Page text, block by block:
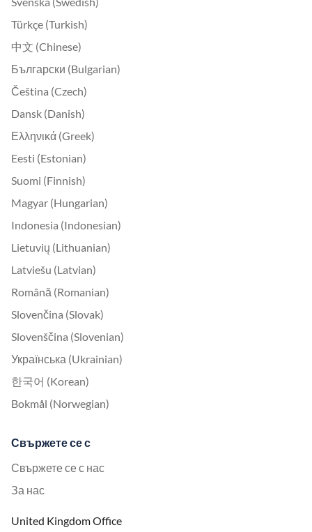
Türkçe (Turkish)
中文 (Chinese)
Български (Bulgarian)
Čeština (Czech)
Dansk (Danish)
Ελληνικά (Greek)
Eesti (Estonian)
Suomi (Finnish)
Magyar (Hungarian)
Indonesia (Indonesian)
Lietuvių (Lithuanian)
Latviešu (Latvian)
Română (Romanian)
Slovenčina (Slovak)
Slovenščina (Slovenian)
Українська (Ukrainian)
한국어 (Korean)
Bokmål (Norwegian)
Свържете се с
Свържете се с нас
За нас
United Kingdom Office